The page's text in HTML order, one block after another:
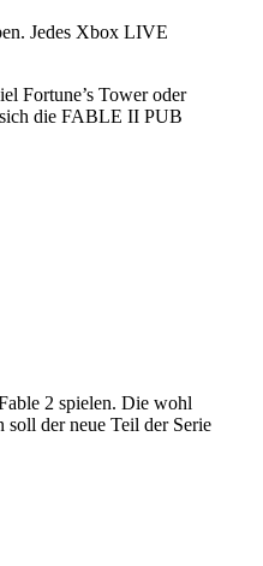
Jedes Xbox LIVE
Fortune’s Tower oder
die FABLE II PUB
2 spielen. Die wohl
soll der neue Teil der Serie